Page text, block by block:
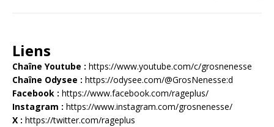
Liens
Chaîne Youtube : https://www.youtube.com/c/grosnenesse
Chaîne Odysee : https://odysee.com/@GrosNenesse:d
Facebook : https://www.facebook.com/rageplus/
Instagram : https://www.instagram.com/grosnenesse/
X : https://twitter.com/rageplus